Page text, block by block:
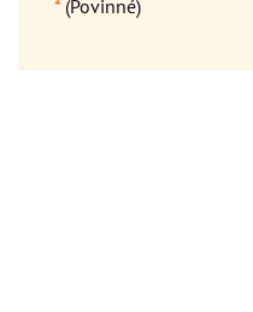
* (Povinné)